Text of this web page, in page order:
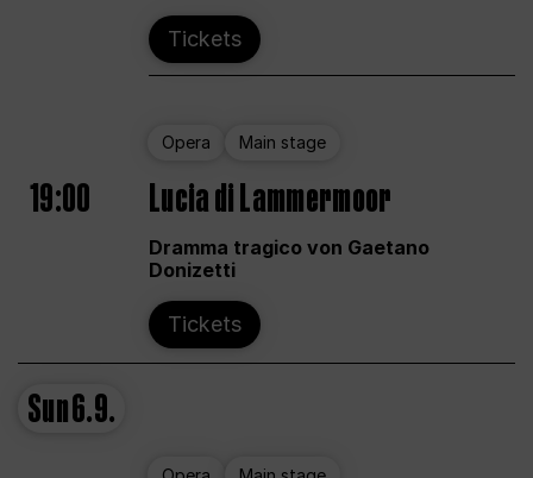
Tickets
Opera Main stage
19:00 Lucia di Lammermoor
Dramma tragico von Gaetano
Donizetti
Tickets
Sun6.9.